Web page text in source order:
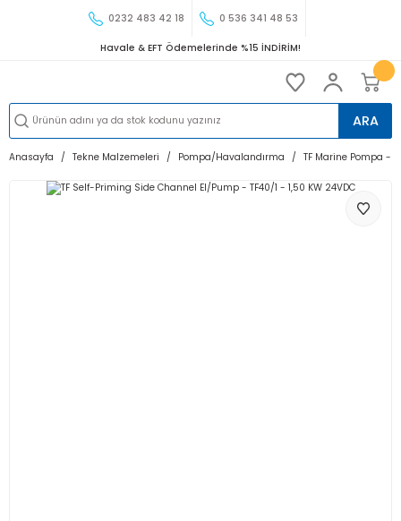
0232 483 42 18 0 536 341 48 53
Havale & EFT Ödemelerinde %15 İNDİRİM!
ARA
Anasayfa Tekne Malzemeleri Pompa/Havalandırma TF Marine Pompa -